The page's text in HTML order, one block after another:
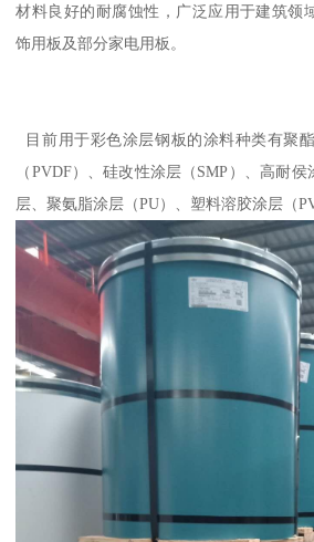
材料良好的耐腐蚀性，广泛应用于建筑领
饰用板及部分家电用板。
目前用于彩色涂层钢板的涂料种类有聚
（PVDF）、硅改性涂层（SMP）、高耐
层、聚氨脂涂层（PU）、塑料溶胶涂层（